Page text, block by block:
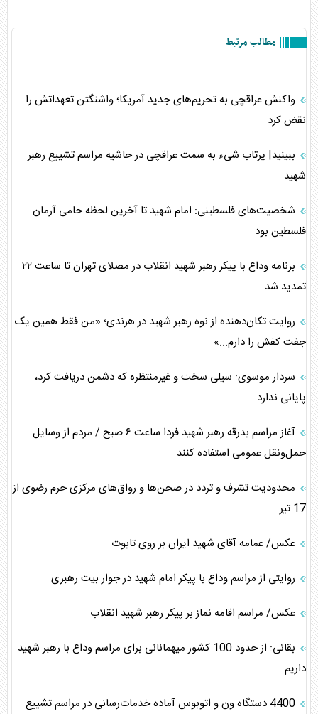
مطالب مرتبط
واکنش عراقچی به تحریم‌های جدید آمریکا؛ واشنگتن تعهداتش را
نقض کرد
ببینید| پرتاب شیء به سمت عراقچی در حاشیه مراسم تشییع رهبر
شهید
شخصیت‌های فلسطینی: امام شهید تا آخرین لحظه حامی آرمان
فلسطین بود
برنامه وداع با پیکر رهبر شهید انقلاب در مصلای تهران تا ساعت ۲۲
تمدید شد
روایت تکان‌دهنده از نوه رهبر شهید در هرندی؛ «من فقط همین یک
جفت کفش را دارم...»
سردار موسوی: سیلی سخت و غیرمنتظره که دشمن دریافت کرد،
پایانی ندارد
آغاز مراسم بدرقه رهبر شهید فردا ساعت ۶ صبح / مردم از وسایل
حمل‌ونقل عمومی استفاده کنند
محدودیت‌ تشرف و تردد در صحن‌ها و رواق‌های مرکزی حرم رضوی از
17 تیر
عکس/ عمامه آقای شهید ایران بر روی تابوت
روایتی از مراسم وداع با پیکر امام شهید در جوار بیت رهبری
عکس/ مراسم اقامه نماز بر پیکر رهبر شهید انقلاب
بقائی: از حدود 100 کشور میهمانانی برای مراسم وداع با رهبر شهید
داریم
4400 دستگاه ون و اتوبوس آماده خدمات‌رسانی در مراسم تشییع